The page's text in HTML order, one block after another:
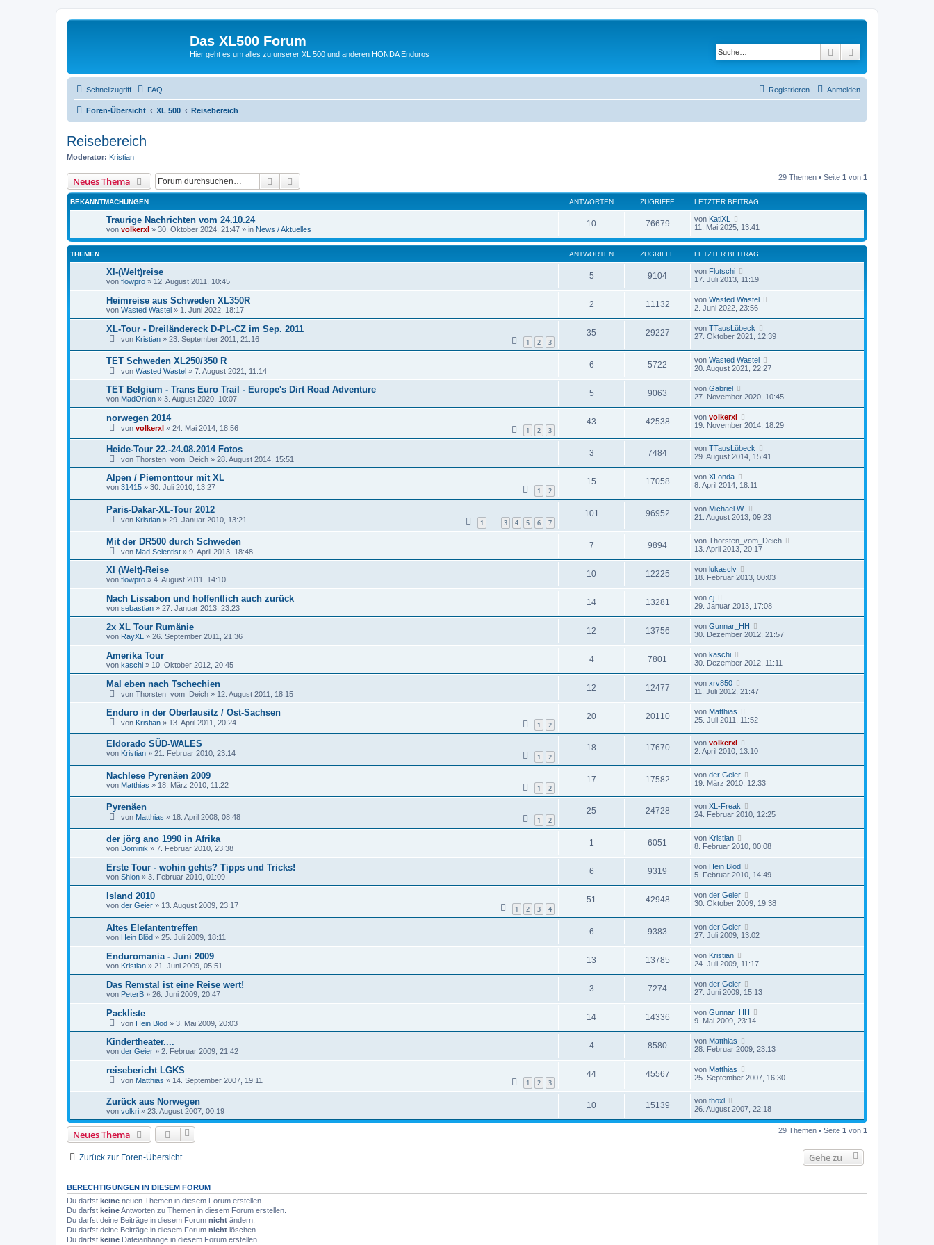
Das XL500 Forum
Hier geht es um alles zu unserer XL 500 und anderen HONDA Enduros Suche
Schnellzugriff FAQ Anmelden
Registrieren
Foren-Übersicht XL 500 Reisebereich
Reisebereich
Moderator: Kristian
Neues Thema Suche 29 Themen • Seite 1 von 1
BEKANNTMACHUNGEN ANTWORTEN ZUGRIFFE LETZTER BEITRAG
Traurige Nachrichten vom 24.10.24
von volkerxl » 30. Oktober 2024, 21:47 » in News / Aktuelles
10 76679 von KatiXL
11. Mai 2025, 13:41
THEMEN ANTWORTEN ZUGRIFFE LETZTER BEITRAG
Xl-(Welt)reise
von flowpro » 12. August 2011, 10:45
5 9104 von Flutschi
17. Juli 2013, 11:19
Heimreise aus Schweden XL350R
von Wasted Wastel » 1. Juni 2022, 18:17
2 11132 von Wasted Wastel
2. Juni 2022, 23:56
XL-Tour - Dreiländereck D-PL-CZ im Sep. 2011
von Kristian » 23. September 2011, 21:16 1 2 3
35 29227 von TTausLübeck
27. Oktober 2021, 12:39
TET Schweden XL250/350 R
von Wasted Wastel » 7. August 2021, 11:14
6 5722 von Wasted Wastel
20. August 2021, 22:27
TET Belgium - Trans Euro Trail - Europe's Dirt Road Adventure
von MadOnion » 3. August 2020, 10:07
5 9063 von Gabriel
27. November 2020, 10:45
norwegen 2014
von volkerxl » 24. Mai 2014, 18:56 1 2 3
43 42538 von volkerxl
19. November 2014, 18:29
Heide-Tour 22.-24.08.2014 Fotos
von Thorsten_vom_Deich » 28. August 2014, 15:51
3 7484 von TTausLübeck
29. August 2014, 15:41
Alpen / Piemonttour mit XL
von 31415 » 30. Juli 2010, 13:27 1 2
15 17058 von XLonda
8. April 2014, 18:11
Paris-Dakar-XL-Tour 2012
von Kristian » 29. Januar 2010, 13:21 1 … 3 4 5 6 7
101 96952 von Michael W.
21. August 2013, 09:23
Mit der DR500 durch Schweden
von Mad Scientist » 9. April 2013, 18:48
7 9894 von Thorsten_vom_Deich
13. April 2013, 20:17
Xl (Welt)-Reise
von flowpro » 4. August 2011, 14:10
10 12225 von lukasclv
18. Februar 2013, 00:03
Nach Lissabon und hoffentlich auch zurück
von sebastian » 27. Januar 2013, 23:23
14 13281 von cj
29. Januar 2013, 17:08
2x XL Tour Rumänie
von RayXL » 26. September 2011, 21:36
12 13756 von Gunnar_HH
30. Dezember 2012, 21:57
Amerika Tour
von kaschi » 10. Oktober 2012, 20:45
4 7801 von kaschi
30. Dezember 2012, 11:11
Mal eben nach Tschechien
von Thorsten_vom_Deich » 12. August 2011, 18:15
12 12477 von xrv850
11. Juli 2012, 21:47
Enduro in der Oberlausitz / Ost-Sachsen
von Kristian » 13. April 2011, 20:24 1 2
20 20110 von Matthias
25. Juli 2011, 11:52
Eldorado SÜD-WALES
von Kristian » 21. Februar 2010, 23:14 1 2
18 17670 von volkerxl
2. April 2010, 13:10
Nachlese Pyrenäen 2009
von Matthias » 18. März 2010, 11:22 1 2
17 17582 von der Geier
19. März 2010, 12:33
Pyrenäen
von Matthias » 18. April 2008, 08:48 1 2
25 24728 von XL-Freak
24. Februar 2010, 12:25
der jörg ano 1990 in Afrika
von Dominik » 7. Februar 2010, 23:38
1 6051 von Kristian
8. Februar 2010, 00:08
Erste Tour - wohin gehts? Tipps und Tricks!
von Shion » 3. Februar 2010, 01:09
6 9319 von Hein Blöd
5. Februar 2010, 14:49
Island 2010
von der Geier » 13. August 2009, 23:17 1 2 3 4
51 42948 von der Geier
30. Oktober 2009, 19:38
Altes Elefantentreffen
von Hein Blöd » 25. Juli 2009, 18:11
6 9383 von der Geier
27. Juli 2009, 13:02
Enduromania - Juni 2009
von Kristian » 21. Juni 2009, 05:51
13 13785 von Kristian
24. Juli 2009, 11:17
Das Remstal ist eine Reise wert!
von PeterB » 26. Juni 2009, 20:47
3 7274 von der Geier
27. Juni 2009, 15:13
Packliste
von Hein Blöd » 3. Mai 2009, 20:03
14 14336 von Gunnar_HH
9. Mai 2009, 23:14
Kindertheater....
von der Geier » 2. Februar 2009, 21:42
4 8580 von Matthias
28. Februar 2009, 23:13
reisebericht LGKS
von Matthias » 14. September 2007, 19:11 1 2 3
44 45567 von Matthias
25. September 2007, 16:30
Zurück aus Norwegen
von volkri » 23. August 2007, 00:19
10 15139 von thoxl
26. August 2007, 22:18
Neues Thema 29 Themen • Seite 1 von 1
Zurück zur Foren-Übersicht Gehe zu
BERECHTIGUNGEN IN DIESEM FORUM
Du darfst keine neuen Themen in diesem Forum erstellen.
Du darfst keineAntworten zu Themen in diesem Forum erstellen.
Du darfst deine Beiträge in diesem Forum nicht ändern.
Du darfst deine Beiträge in diesem Forum nicht löschen.
Du darfst keine Dateianhänge in diesem Forum erstellen.